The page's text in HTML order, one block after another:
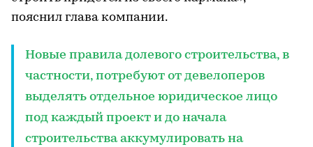
пояснил глава компании.
Новые правила долевого строительства, в
частности, потребуют от девелоперов
выделять отдельное юридическое лицо
под каждый проект и до начала
строительства аккумулировать на